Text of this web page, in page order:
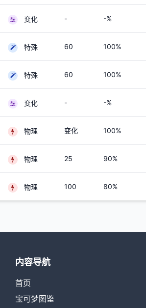
变化 - -%
特殊 60 100%
特殊 60 100%
变化 - -%
物理 变化 100%
物理 25 90%
物理 100 80%
内容导航
首页
宝可梦图鉴